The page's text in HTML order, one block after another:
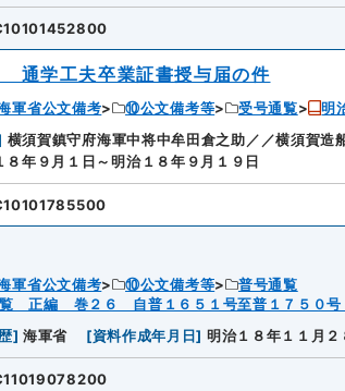
通学工夫卒業証書授与届の件
軍省公文備考 ⑩公文備考等 受号通覧
明
横須賀鎮守府海軍中将中牟田倉之助／／横須賀造
８年９月１日～明治１８年９月１９日
軍省公文備考 ⑩公文備考等
普号通覧
正編 巻２６ 自普１６５１号至普１７５０
] 海軍省 [資料作成年月日] 明治１８年１１月